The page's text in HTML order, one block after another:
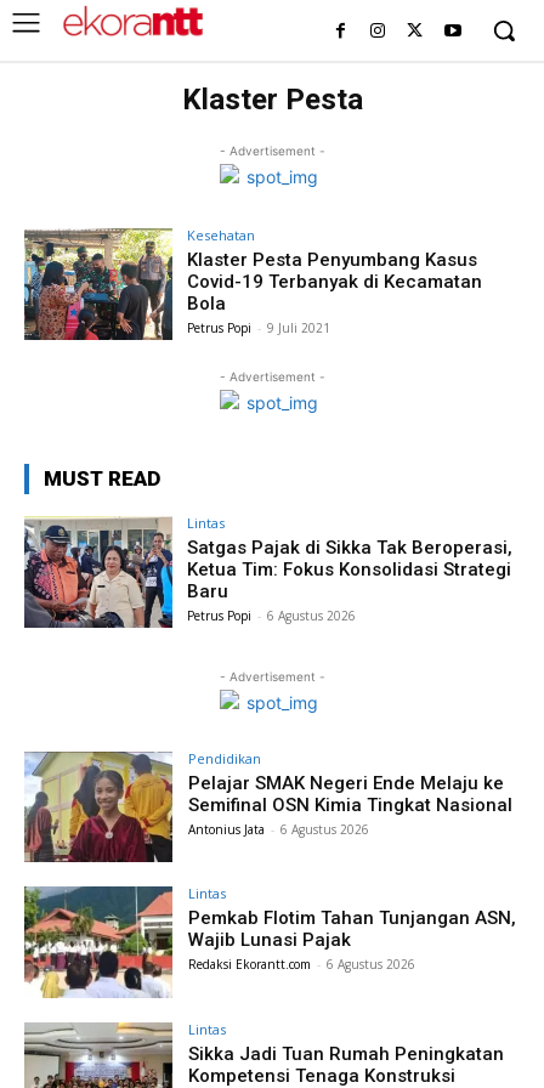
Klaster Pesta
- Advertisement -
Kesehatan
Klaster Pesta Penyumbang Kasus
Covid-19 Terbanyak di Kecamatan
Bola
Petrus Popi - 9 Juli 2021
- Advertisement -
MUST READ
Lintas
Satgas Pajak di Sikka Tak Beroperasi,
Ketua Tim: Fokus Konsolidasi Strategi
Baru
Petrus Popi - 6 Agustus 2026
- Advertisement -
Pendidikan
Pelajar SMAK Negeri Ende Melaju ke
Semifinal OSN Kimia Tingkat Nasional
Antonius Jata - 6 Agustus 2026
Lintas
Pemkab Flotim Tahan Tunjangan ASN,
Wajib Lunasi Pajak
Redaksi Ekorantt.com - 6 Agustus 2026
Lintas
Sikka Jadi Tuan Rumah Peningkatan
Kompetensi Tenaga Konstruksi